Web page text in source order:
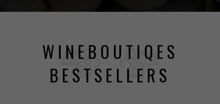
WINEBOUTIQES
BESTSELLERS